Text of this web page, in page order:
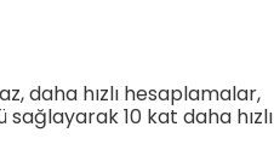
daha hızlı hesaplamalar,
10 kat daha hızlı